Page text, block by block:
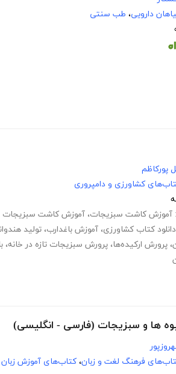
دارویی، طب سنتی
پورکاظم
کشاورزی و دامپروری
آموزش کاشت سبزیجات، آموزش کاشت سبزیجات
دانلود کتاب کشاورزی، آموزش باغدارب، تولید
، پرورش ارکیده‌ها، پرورش سبزیجات تازه در خانه،
ها و سبزیجات (فارسی - انگلیسی)
فرهنگ لغت و زبان، کتاب‌های آموزش زبان